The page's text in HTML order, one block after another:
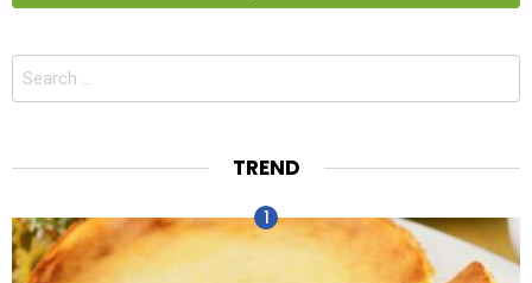
Search
TREND